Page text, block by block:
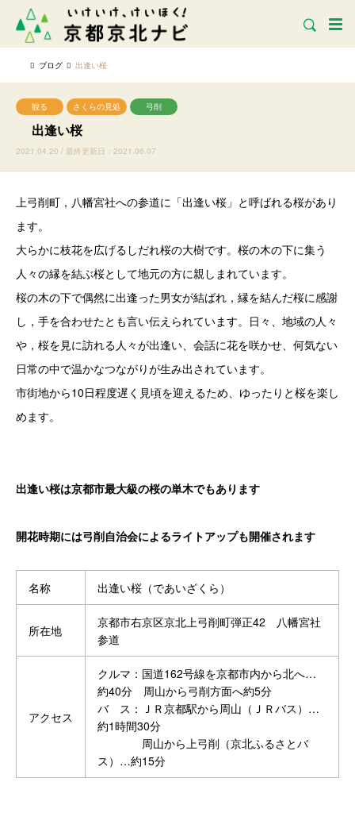
ブログ 出逢い桜
観る さくらの見処 弓削
出逢い桜
2021.04.20 / 最終更新日：2021.06.07
上弓削町，八幡宮社への参道に「出逢い桜」と呼ばれる桜があり
ます。
大らかに枝花を広げるしだれ桜の大樹です。桜の木の下に集う
人々の縁を結ぶ桜として地元の方に親しまれています。
桜の木の下で偶然に出逢った男女が結ばれ，縁を結んだ桜に感謝
し，手を合わせたとも言い伝えられています。日々、地域の人々
や，桜を見に訪れる人々が出逢い、会話に花を咲かせ、何気ない
日常の中で温かなつながりが生み出されています。
市街地から10日程度遅く見頃を迎えるため、ゆったりと桜を楽し
めます。
出逢い桜は京都市最大級の桜の単木でもあります
開花時期には弓削自治会によるライトアップも開催されます
名称 出逢い桜（であいざくら）
所在地
京都市右京区京北上弓削町弾正42 八幡宮社
参道
アクセス
クルマ：国道162号線を京都市内から北へ…
約40分 周山から弓削方面へ約5分
バ ス：ＪＲ京都駅から周山（ＪＲバス）…
約1時間30分
周山から上弓削（京北ふるさとバ
ス）…約15分